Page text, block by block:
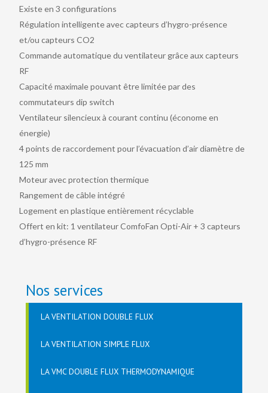
Existe en 3 configurations
Régulation intelligente avec capteurs d’hygro-présence
et/ou capteurs CO2
Commande automatique du ventilateur grâce aux capteurs
RF
Capacité maximale pouvant être limitée par des
commutateurs dip switch
Ventilateur silencieux à courant continu (économe en
énergie)
4 points de raccordement pour l’évacuation d’air diamètre de
125 mm
Moteur avec protection thermique
Rangement de câble intégré
Logement en plastique entièrement récyclable
Offert en kit: 1 ventilateur ComfoFan Opti-Air + 3 capteurs
d’hygro-présence RF
Nos services
LA VENTILATION DOUBLE FLUX
LA VENTILATION SIMPLE FLUX
LA VMC DOUBLE FLUX THERMODYNAMIQUE